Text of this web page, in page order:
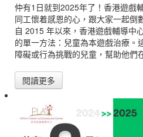
仲有1日就到2025年了！香港遊戲
同工懷着感恩的心，跟大家一起倒
自 2015 年以來，香港遊戲輔導中
的單一方法：兒童為本遊戲治療。
障礙或行為挑戰的兒童，幫助他們
閱讀更多